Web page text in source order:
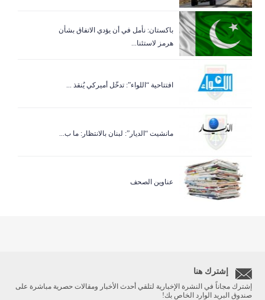
باكستان: نأمل في أن يؤدي الاتفاق بشأن
هرمز لاستئنا...
افتتاحية “اللواء”: تدخّل أميركي يُنقذ ...
مانشيت “الديار”: لبنان بالانتظار: ما ب...
عناوين الصحف
إشترك هنا
إشترك مجاناً في النشرة الإخبارية لتلقي أحدث الأخبار ومقالات حصرية مباشرة على
صندوق البريد الوارد الخاص بك!